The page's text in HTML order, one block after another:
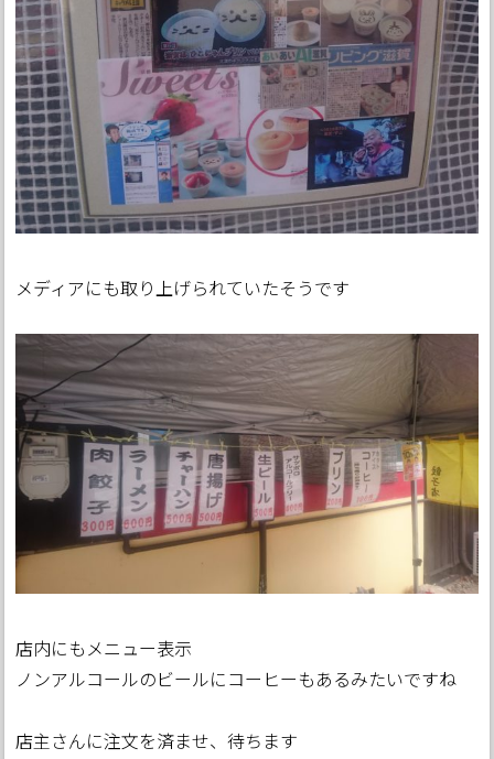
メディアにも取り上げられていたそうです
店内にもメニュー表示
ノンアルコールのビールにコーヒーもあるみたいですね
店主さんに注文を済ませ、待ちます